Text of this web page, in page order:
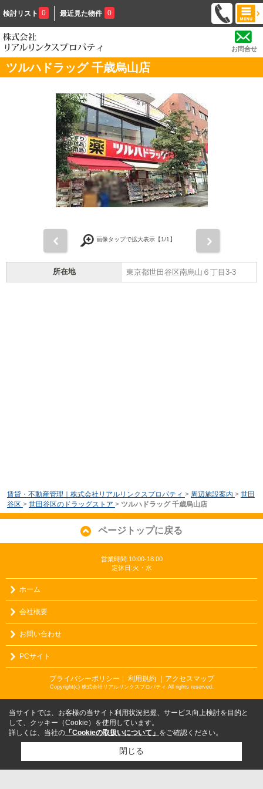
検討リスト 0 最近見た物件 0
お問合せ
ツルハドラッグ 千歳烏山店
画像タップで拡大表示【1/1】
所在地 東京都世田谷区南烏山６丁目3-3
賃貸・不動産管理｜株式会社リアルリンクスプロパティ > 周辺施設案内 > 世田
谷区 > 世田谷区のドラッグストア > ツルハドラッグ 千歳烏山店
ページトップに戻る
営業時間:10:00-18:00
定休日:火・水
ホーム
会社概要
お問い合わせ
PCサイト
プライバシーポリシー ｜ 利用規約 ｜アクセスマップ
Copyright(c) 株式会社リアルリンクスプロパティ All rights reserved.
当サイトでは、お客様の当サイト利用状況把握、サービス向上検討を目的と
して、クッキー（Cookie）を使用しています。
詳しくは、当社の 「Cookieの取扱いについて」 をご確認ください。
閉じる